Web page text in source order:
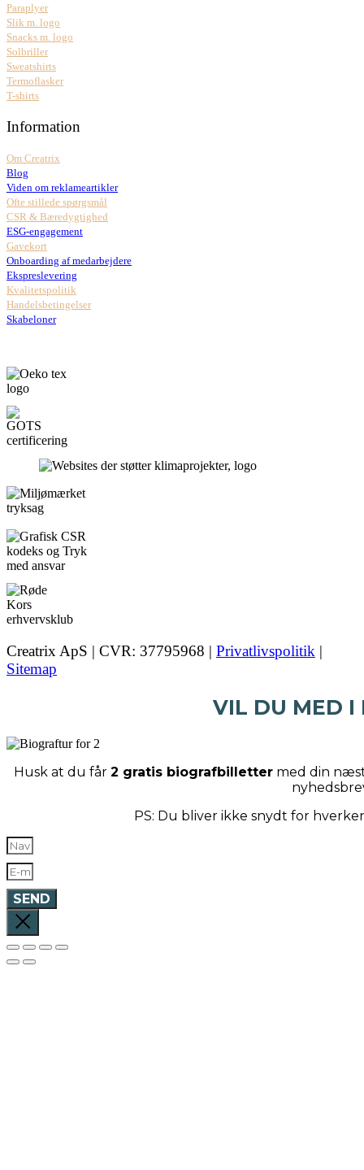
Paraplyer
Slik m. logo
Snacks m. logo
Solbriller
Sweatshirts
Termoflasker
T-shirts
Information
Om Creatrix
Blog
Viden om reklameartikler
Ofte stillede spørgsmål
CSR & Bæredygtighed
ESG-engagement
Gavekort
Onboarding af medarbejdere
Ekspreslevering
Kvalitetspolitik
Handelsbetingelser
Skabeloner
Creatrix ApS | CVR: 37795968 | Privatlivspolitik |
Sitemap
VIL DU MED I
Husk at du får 2 gratis biografbillettermed din
PS: Du bliver ikke snydt for
SEND